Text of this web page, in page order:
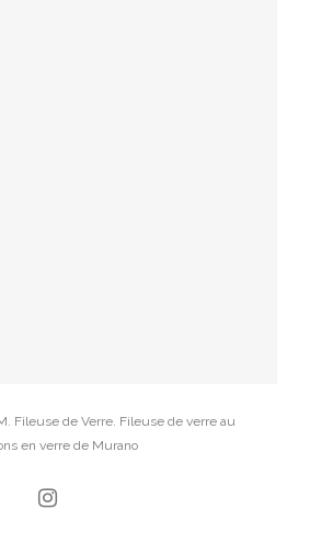
Fileuse de Verre. Fileuse de verre au
en verre de Murano
instagram